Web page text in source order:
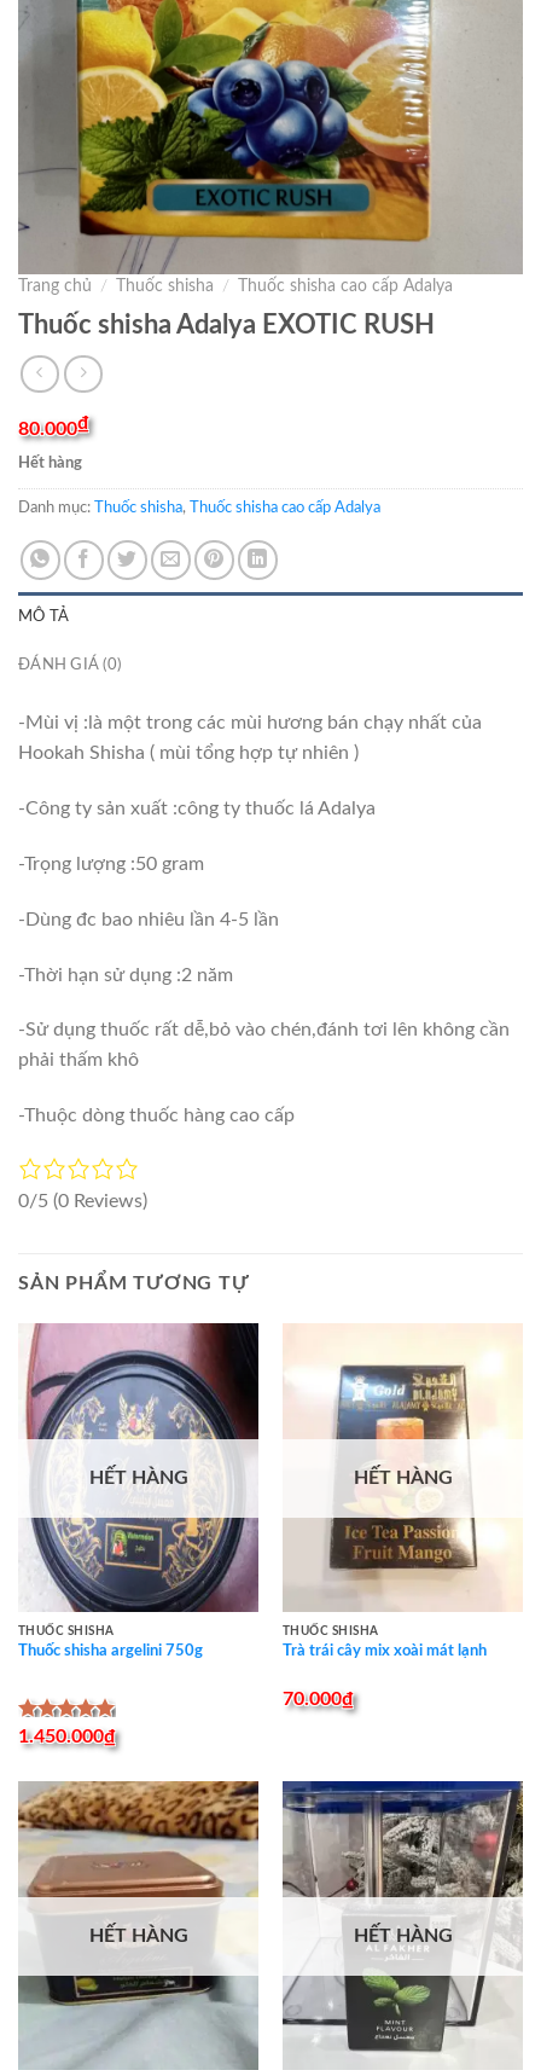
Trang chủ / Thuốc shisha / Thuốc shisha cao cấp Adalya
Thuốc shisha Adalya EXOTIC RUSH
80.000₫
Hết hàng
Danh mục: Thuốc shisha, Thuốc shisha cao cấp Adalya
MÔ TẢ
ĐÁNH GIÁ (0)
-Mùi vị :là một trong các mùi hương bán chạy nhất của
Hookah Shisha ( mùi tổng hợp tự nhiên )
-Công ty sản xuất :công ty thuốc lá Adalya
-Trọng lượng :50 gram
-Dùng đc bao nhiêu lần 4-5 lần
-Thời hạn sử dụng :2 năm
-Sử dụng thuốc rất dễ,bỏ vào chén,đánh tơi lên không cần
phải thấm khô
-Thuộc dòng thuốc hàng cao cấp
0/5 (0 Reviews)
SẢN PHẨM TƯƠNG TỰ
HẾT HÀNG
THUỐC SHISHA
Thuốc shisha argelini 750g
Được xếp
1.450.000₫
HẾT HÀNG
THUỐC SHISHA
Trà trái cây mix xoài mát lạnh
70.000₫
HẾT HÀNG HẾT HÀNG